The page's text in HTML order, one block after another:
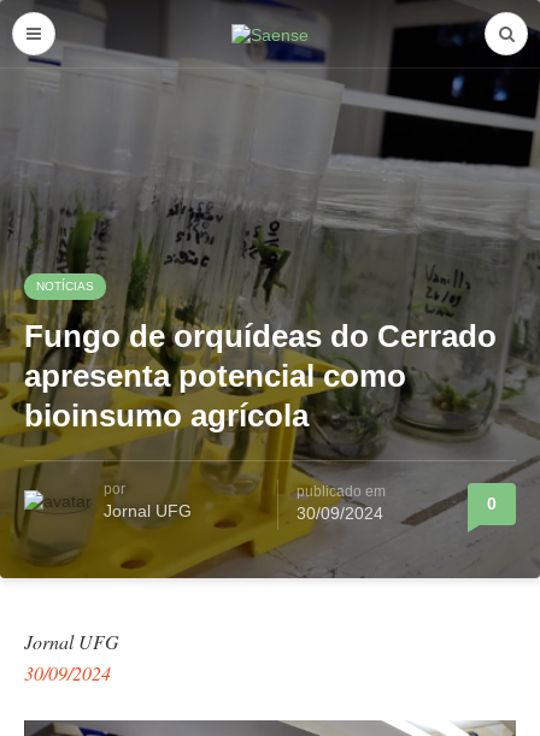
NOTÍCIAS
Fungo de orquídeas do Cerrado
apresenta potencial como
bioinsumo agrícola
por
Jornal UFG
publicado em
30/09/2024 0
Jornal UFG
30/09/2024